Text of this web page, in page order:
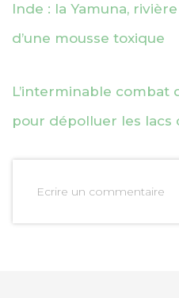
Inde : la Yamuna,
d’une mousse toxique
L’interminable combat
pour dépolluer les lacs
Ecrire un commentaire